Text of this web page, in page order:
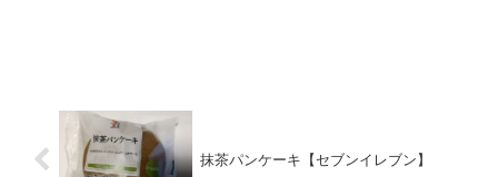
抹茶パンケーキ【セブンイレブン】